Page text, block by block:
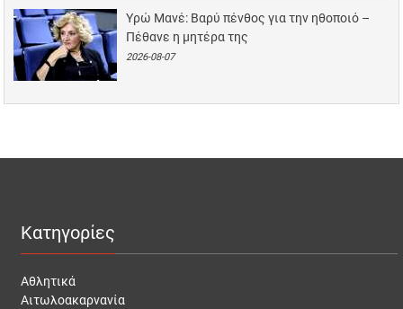
Υρώ Μανέ: Βαρύ πένθος για την ηθοποιό –
Πέθανε η μητέρα της
2026-08-07
Κατηγορίες
Αθλητικά
Αιτωλοακαρνανία